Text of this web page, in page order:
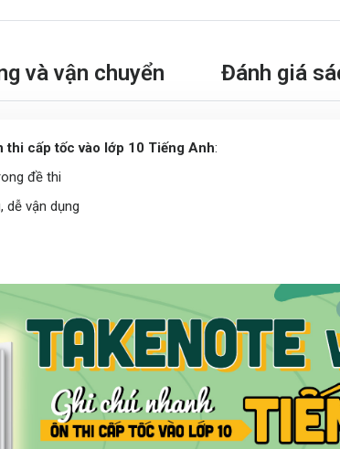
và vận chuyển Đánh giá
thi cấp tốc vào lớp 10 Tiếng Anh:
đề thi
dễ vận dụng